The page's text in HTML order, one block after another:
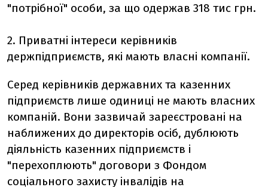
"потрібної" особи, за що одержав 318 тис грн.
2. Приватні інтереси керівників
держпідприємств, які мають власні компанії.
Серед керівників державних та казенних
підприємств лише одиниці не мають власних
компаній. Вони зазвичай зареєстровані на
наближених до директорів осіб, дублюють
діяльність казенних підприємств і
"перехоплюють" договори з Фондом
соціального захисту інвалідів на